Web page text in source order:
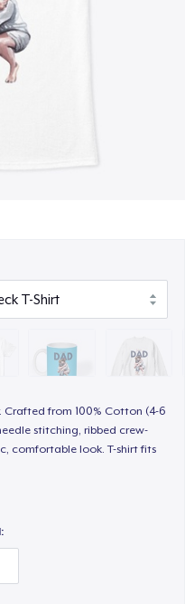
partes
sea
Crafted from 100% Cotton (4-6
stitching, ribbed crew-
comfortable look. T-shirt fits